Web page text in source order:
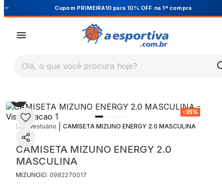
Cupom PRIMEIRA10 para 10% OFF na 1ª compra
Olá, o que você procura hoje?
-35%
Vestuário CAMISETA MIZUNO ENERGY 2.0 MASCULINA
CAMISETA MIZUNO ENERGY 2.0
MASCULINA
MIZUNOID: 0982270017